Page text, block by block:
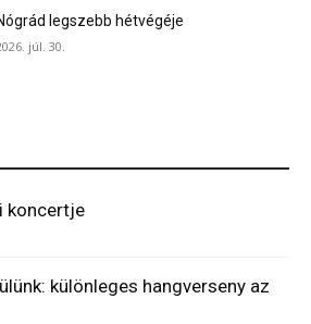
legszebb hétvégéje
júl. 30.
koncertje
különleges hangverseny az